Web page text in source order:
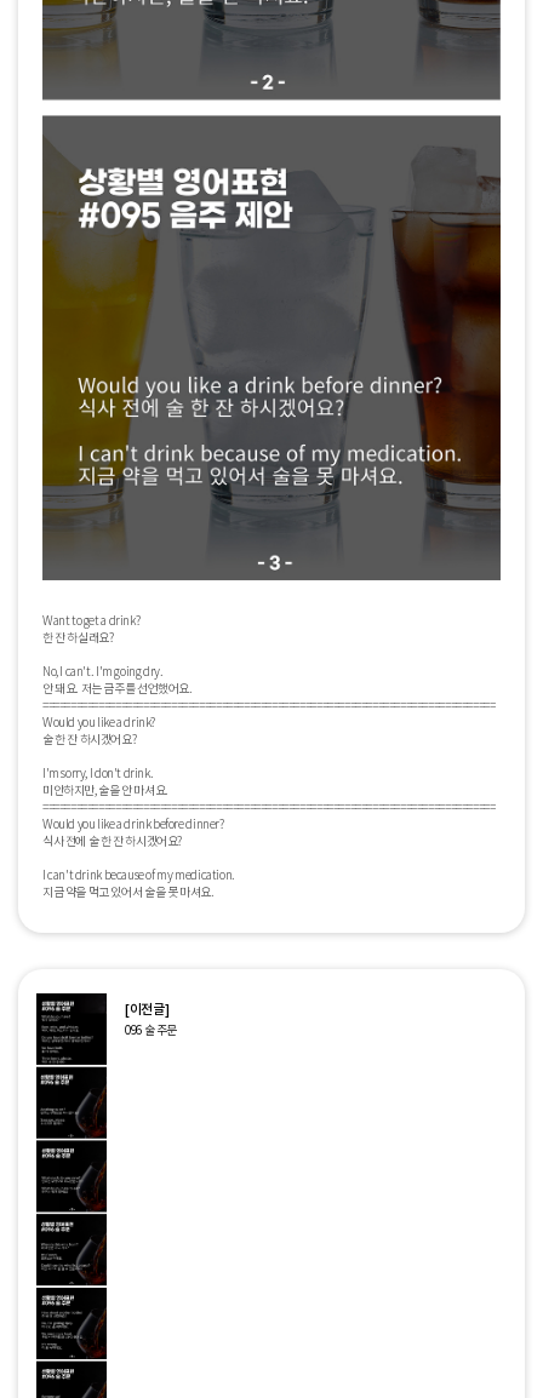
Want to get a drink?
한 잔 하실래요?
No, I can't. I'm going dry.
안 돼요. 저는 금주를 선언했어요.
=================================================================================
Would you like a drink?
술 한 잔 하시겠어요?
I'm sorry, I don't drink.
미안하지만, 술을 안 마셔요.
=================================================================================
Would you like a drink before dinner?
식사 전에 술 한 잔 하시겠어요?
I can't drink because of my medication.
[이전글]
096 술 주문